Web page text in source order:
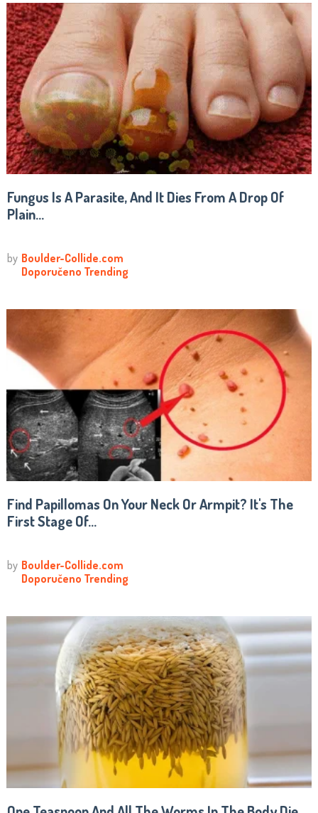
Fungus Is A Parasite, And It Dies From A Drop Of
Plain...
Find Papillomas On Your Neck Or Armpit? It's The
First Stage Of...